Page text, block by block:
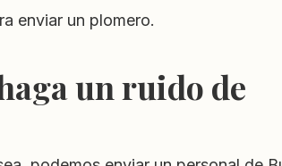
enviar un plomero.
un ruido de